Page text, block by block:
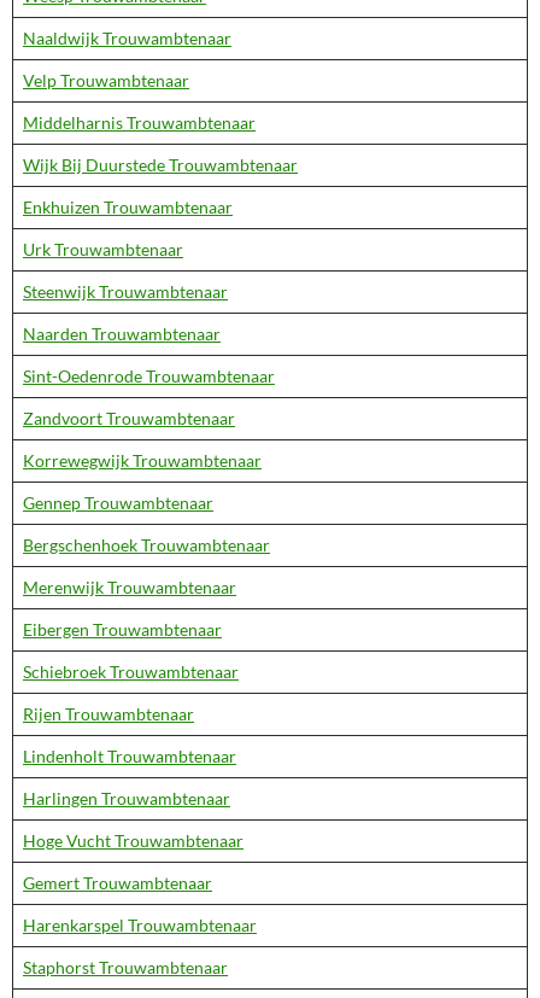
Naaldwijk Trouwambtenaar
Velp Trouwambtenaar
Middelharnis Trouwambtenaar
Wijk Bij Duurstede Trouwambtenaar
Enkhuizen Trouwambtenaar
Urk Trouwambtenaar
Steenwijk Trouwambtenaar
Naarden Trouwambtenaar
Sint-Oedenrode Trouwambtenaar
Zandvoort Trouwambtenaar
Korrewegwijk Trouwambtenaar
Gennep Trouwambtenaar
Bergschenhoek Trouwambtenaar
Merenwijk Trouwambtenaar
Eibergen Trouwambtenaar
Schiebroek Trouwambtenaar
Rijen Trouwambtenaar
Lindenholt Trouwambtenaar
Harlingen Trouwambtenaar
Hoge Vucht Trouwambtenaar
Gemert Trouwambtenaar
Harenkarspel Trouwambtenaar
Staphorst Trouwambtenaar